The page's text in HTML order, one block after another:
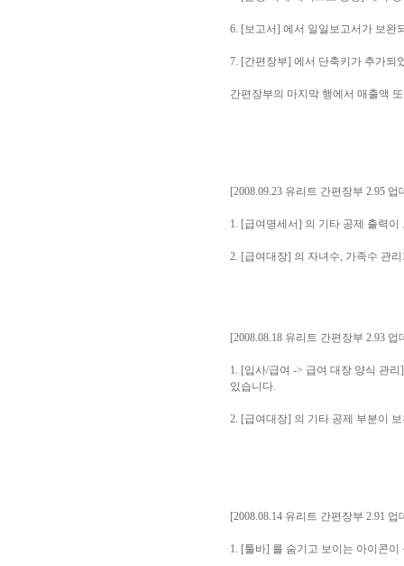
6. [보고서] 에서 일일보고서가 보완
7. [간편장부] 에서 단축키가 추가되
간편장부의 마지막 행에서 매출액
[2008.09.23 유리트 간편장부 2.95 업
1. [급여명세서] 의 기타 공제 출력이
2. [급여대장] 의 자녀수, 가족수 관
[2008.08.18 유리트 간편장부 2.93 업
1. [입사/급여 -> 급여 대장 양식 관
있습니다.
2. [급여대장] 의 기타 공제 부분이
[2008.08.14 유리트 간편장부 2.91 업
1. [툴바] 를 숨기고 보이는 아이콘